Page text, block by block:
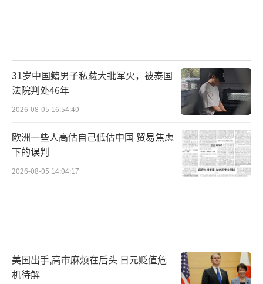
睐。《731》凭借其深刻的主题、精良的制作，
精准地抓住了观众的心理。
影片在香港未映先热
《731》18日还在中国香港、中国澳门、澳
大利亚和新西兰上映，9月19日在美国和加拿大
等地上映，11月在韩国上映。此外，还计划在
巨幕、杜比视界等多种放映制式，提升了观影
体验的沉浸感。
31岁中国籍男子私藏大批军火，被泰国
法院判处46年
2026-08-05 16:54:40
欧洲一些人高估自己低估中国 贸易焦虑
下的误判
2026-08-05 14:04:17
美国出手,高市麻烦在后头 日元贬值危
机待解